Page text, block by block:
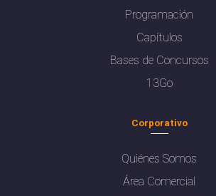
Programación
Capítulos
Bases de Concursos
13Go
Corporativo
Quiénes Somos
Área Comercial